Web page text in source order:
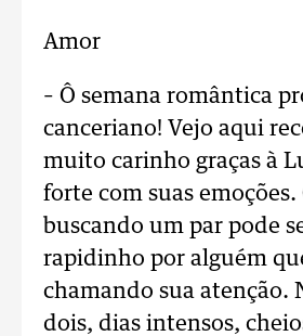
Amor
– Ô semana romântica
canceriano! Vejo aqui
muito carinho graças à
forte com suas emoções.
buscando um par pode
rapidinho por alguém
chamando sua atenção.
dois, dias intensos,